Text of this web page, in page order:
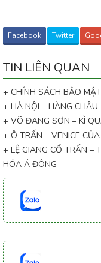
Facebook Twitter
TIN LIÊN QUAN
+ CHÍNH SÁCH BẢO
+ HÀ NỘI – HÀNG
+ VÕ ĐANG SƠN – KÌ
+ Ô TRẤN – VENICE
+ LỆ GIANG CỔ TRẤN –
HÓA Á ĐÔNG